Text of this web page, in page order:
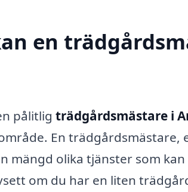
en
pålitlig trädgårdsmästare i
En trädgårdsmästare,
mängd olika tjänster som
om du har en liten